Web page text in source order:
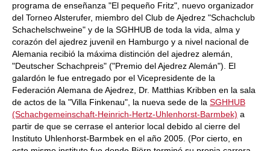
programa de enseñanza "El pequeño Fritz", nuevo organizador
del Torneo Alsterufer, miembro del Club de Ajedrez "Schachclub
Schachelschweine" y de la SGHHUB de toda la vida, alma y
corazón del ajedrez juvenil en Hamburgo y a nivel nacional de
Alemania recibió la máxima distinción del ajedrez alemán,
"Deutscher Schachpreis" ("Premio del Ajedrez Alemán"). El
galardón le fue entregado por el Vicepresidente de la
Federación Alemana de Ajedrez, Dr. Matthias Kribben en la sala
de actos de la "Villa Finkenau", la nueva sede de la SGHHUB
(Schachgemeinschaft-Heinrich-Hertz-Uhlenhorst-Barmbek) a
partir de que se cerrase el anterior local debido al cierre del
Instituto Uhlenhorst-Barmbek en el año 2005. (Por cierto, en